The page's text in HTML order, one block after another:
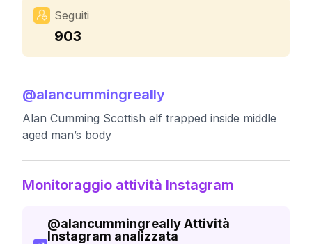
Seguiti
903
@alancummingreally
Alan Cumming Scottish elf trapped inside middle
aged man’s body
Monitoraggio attività Instagram
@alancummingreallyAttività
Instagram analizzata